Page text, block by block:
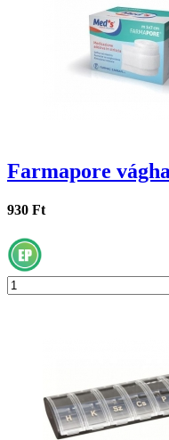
Farmapore
930 Ft